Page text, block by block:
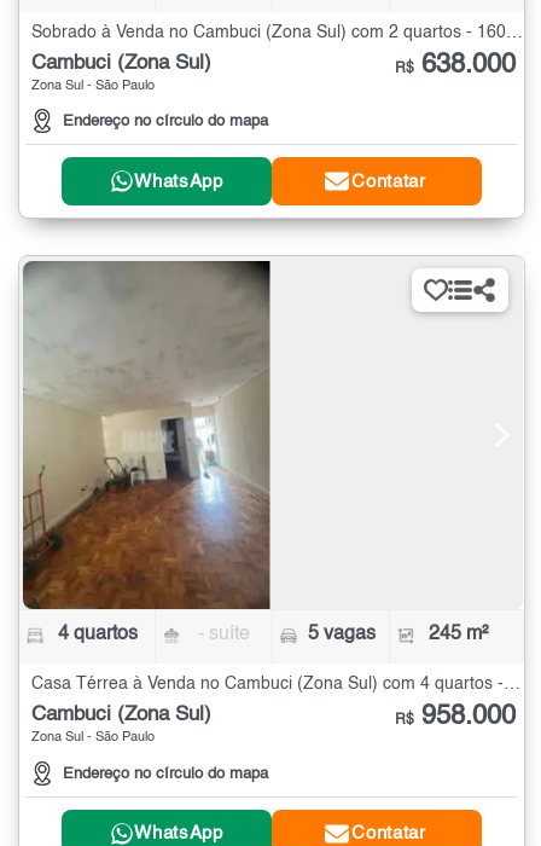
Sobrado à Venda no Cambuci (Zona Sul) com 2 quartos - 160 m²
Cambuci (Zona Sul)
Zona Sul - São Paulo
Endereço no círculo do mapa
R$ 638.000
WhatsApp Contatar
4 quartos - suíte 5 vagas 245 m²
Casa Térrea à Venda no Cambuci (Zona Sul) com 4 quartos - 245 m²
Cambuci (Zona Sul)
Zona Sul - São Paulo
Endereço no círculo do mapa
R$ 958.000
WhatsApp Contatar